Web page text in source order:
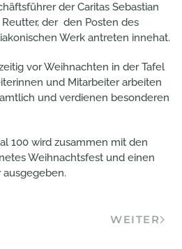
der Caritas Sebastian
der den Posten des
Werk antreten innehat.
vor Weihnachten in der Tafel
und Mitarbeiter arbeiten
und verdienen besonderen
100 wird zusammen mit den
Weihnachtsfest und einen
WEITER